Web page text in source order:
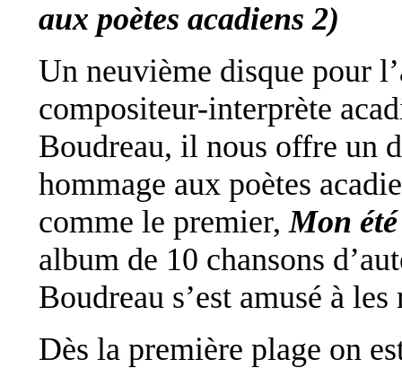
aux poètes acadiens 2)
Un neuvième disque pour
compositeur-interprète
Boudreau, il nous offre un
hommage aux poètes
comme le premier,Mon été
album de 10 chansons
Boudreau s’est amusé à
Dès la première plage on